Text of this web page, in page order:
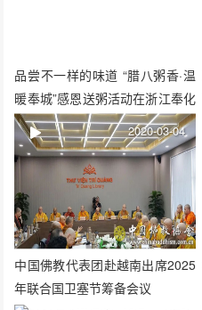
品尝不一样的味道 “腊八粥香·温
暖奉城”感恩送粥活动在浙江奉化
举行
中国佛教代表团赴越南出席2025
年联合国卫塞节筹备会议
2020-03-04